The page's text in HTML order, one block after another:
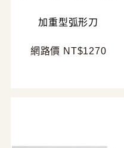
加重型弧形刀
網路價 NT$1270